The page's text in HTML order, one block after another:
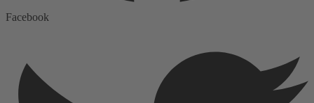
Facebook